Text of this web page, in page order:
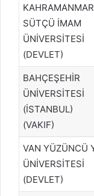
SÜTÇÜ İMAM
ÜNİVERSİTESİ
(DEVLET)
BAHÇEŞEHİR
ÜNİVERSİTESİ
(İSTANBUL)
(VAKIF)
VAN YÜZÜNCÜ
ÜNİVERSİTESİ
(DEVLET)